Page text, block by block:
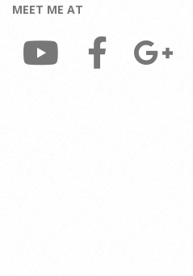
MEET ME AT